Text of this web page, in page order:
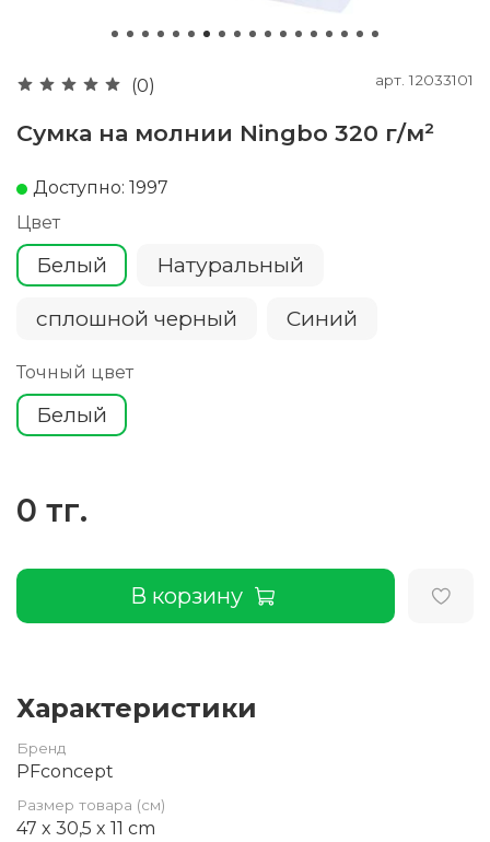
(0) арт.12033101
Сумка на молнии Ningbo 320 г/м²
Доступно: 1997
Цвет
Белый Натуральный
сплошной черный Cиний
Точный цвет
Белый
0 тг.
В корзину
Характеристики
Бренд
PFconcept
Размер товара (см)
47 x 30,5 x 11 cm